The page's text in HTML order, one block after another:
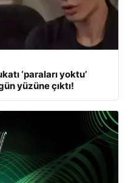
‘paraları yoktu’
yüzüne çıktı!